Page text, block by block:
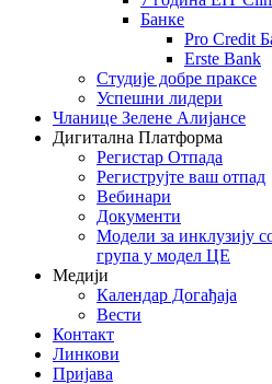
Банке
Pro Credit
Erste Bank
Студије добре праксе
Успешни лидери
Чланице Зелене Алијансе
Дигитална Платформа
Регистар Отпада
Региструјте ваш отпад
Вебинари
Документи
Модели за инклузију
група у модел ЦЕ
Медији
Календар Догађаја
Вести
Контакт
Линкови
Пријава